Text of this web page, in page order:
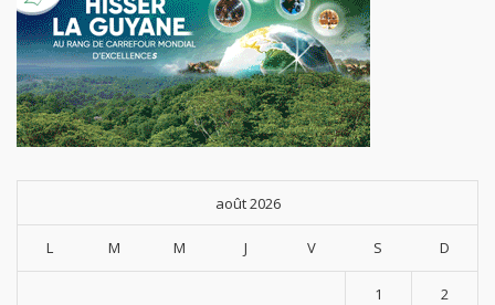
août 2026
L M M J V S D
1 2